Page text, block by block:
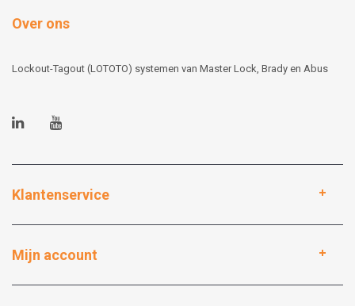
Over ons
Lockout-Tagout (LOTOTO) systemen van Master Lock, Brady en Abus
Klantenservice
Mijn account